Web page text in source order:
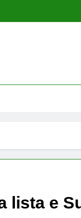
lista e